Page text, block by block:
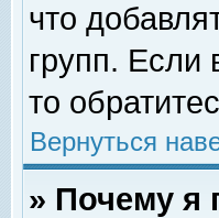
что
групп. Если
то
Вернуться
» Почему я